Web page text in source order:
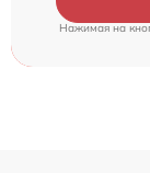
Нажимая на